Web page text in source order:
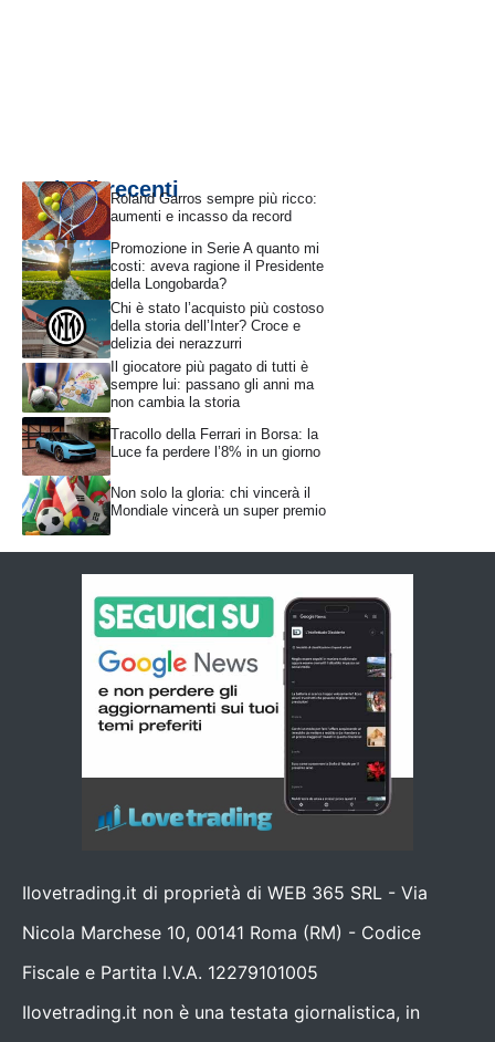
Articoli recentiRoland Garros sempre più ricco:
aumenti e incasso da record
Promozione in Serie A quanto mi
costi: aveva ragione il Presidente
della Longobarda?
Chi è stato l’acquisto più costoso
della storia dell’Inter? Croce e
delizia dei nerazzurri
Il giocatore più pagato di tutti è
sempre lui: passano gli anni ma
non cambia la storia
Tracollo della Ferrari in Borsa: la
Luce fa perdere l’8% in un giorno
Non solo la gloria: chi vincerà il
Mondiale vincerà un super premio
Ilovetrading.it di proprietà di WEB 365 SRL - Via
Nicola Marchese 10, 00141 Roma (RM) - Codice
Fiscale e Partita I.V.A. 12279101005
Ilovetrading.it non è una testata giornalistica, in